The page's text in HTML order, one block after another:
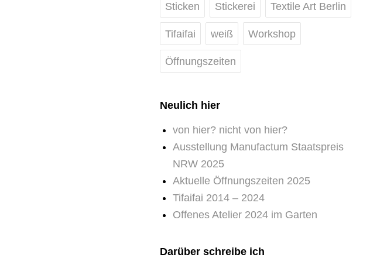
Sticken Stickerei Textile Art Berlin
Tifaifai weiß Workshop
Öffnungszeiten
Neulich hier
von hier? nicht von hier?
Ausstellung Manufactum Staatspreis
NRW 2025
Aktuelle Öffnungszeiten 2025
Tifaifai 2014 – 2024
Offenes Atelier 2024 im Garten
Darüber schreibe ich